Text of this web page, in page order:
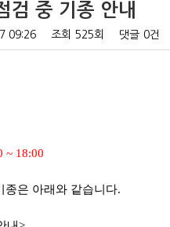
검 중 기종 안내
09:26 조회 525회 댓글 0건
~ 18:00
종은 아래와 같습니다.